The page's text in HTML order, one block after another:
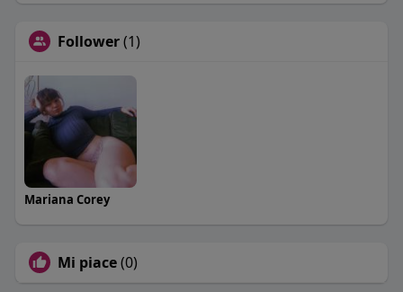
Follower(1)
Mariana Corey
Mi piace(0)